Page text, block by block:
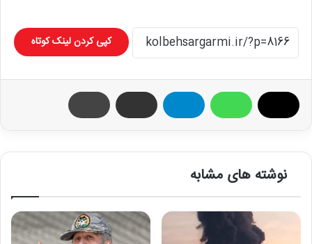
کپی کردن لینک کوتاه
نوشته های مشابه